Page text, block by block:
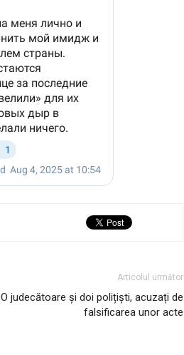
Articolul următor
O judecătoare și doi polițiști, acuzați de
falsificarea unor acte